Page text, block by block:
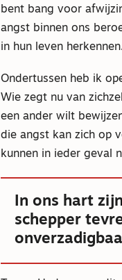
bent bang voor
angst binnen ons
in hun leven
Ondertussen heb ik
Wie zegt nu van
een ander wilt
die angst kan zich op
kunnen in ieder geval
In ons hart
schepper